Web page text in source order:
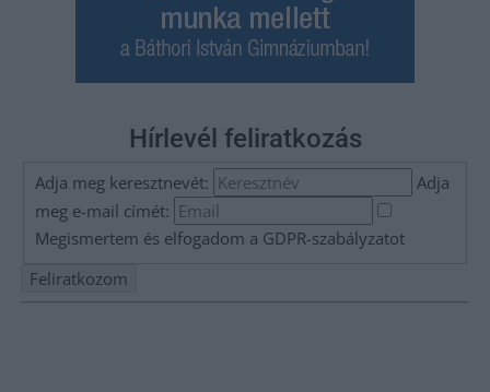
Hírlevél feliratkozás
Adja meg keresztnevét:
Adja
meg e-mail címét:
Megismertem és elfogadom a GDPR-szabályzatot